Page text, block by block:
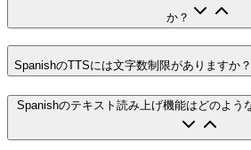
か？
SpanishのTTSには文字数制限がありますか？
Spanishのテキスト読み上げ機能はどのよう